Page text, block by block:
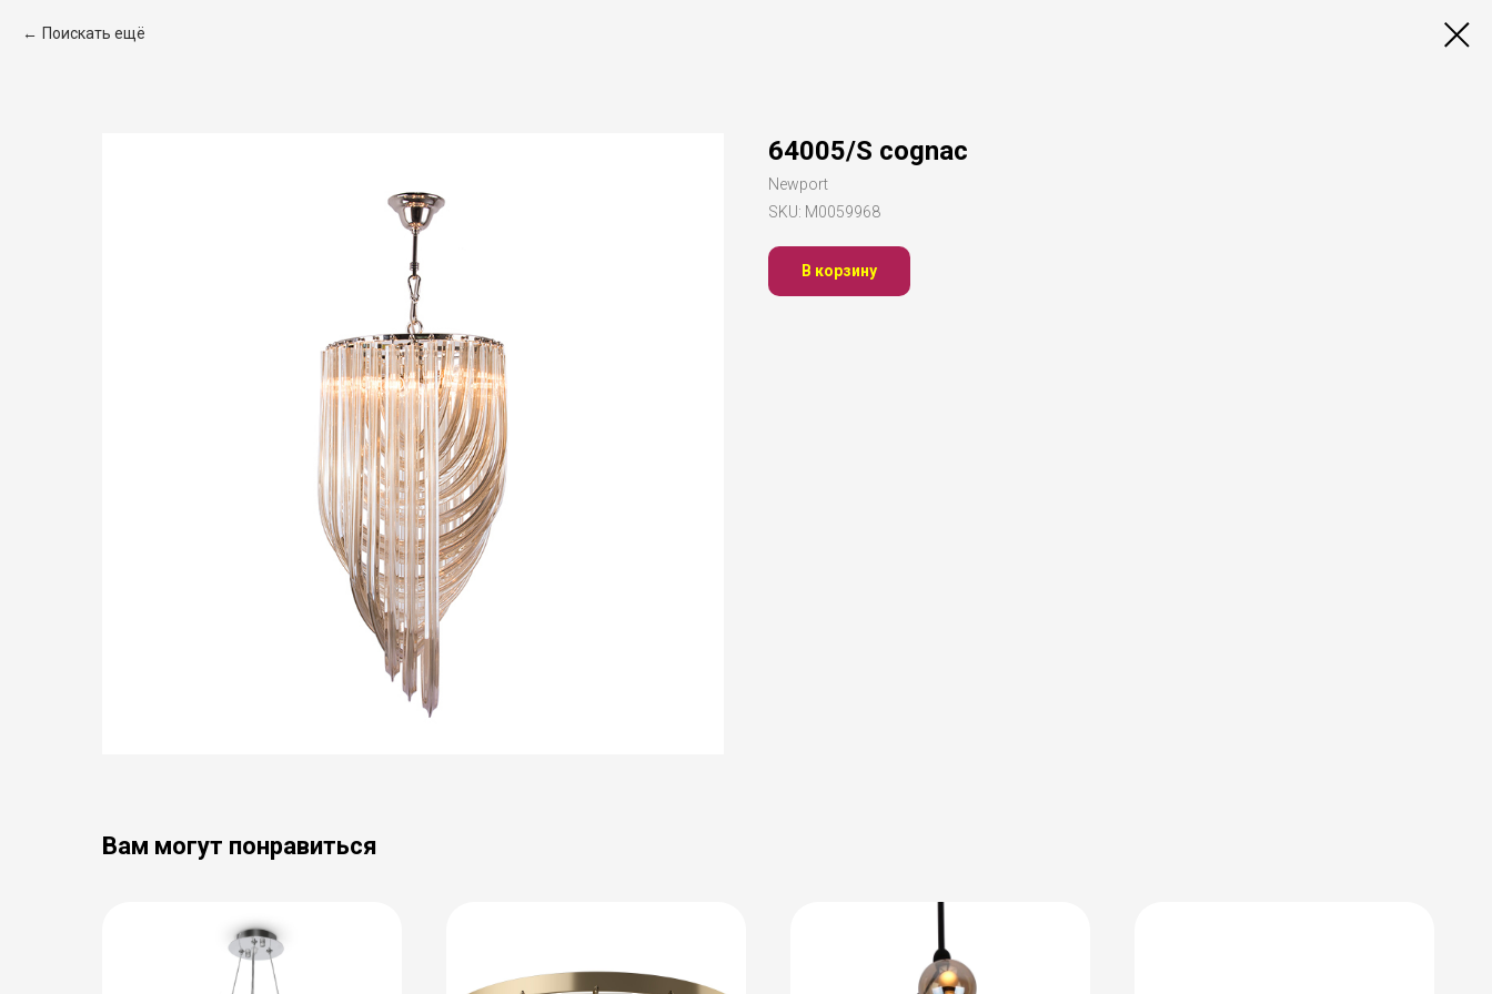
Поискать ещё
64005/S cognac
Newport
SKU: М0059968
В корзину
Вам могут понравиться